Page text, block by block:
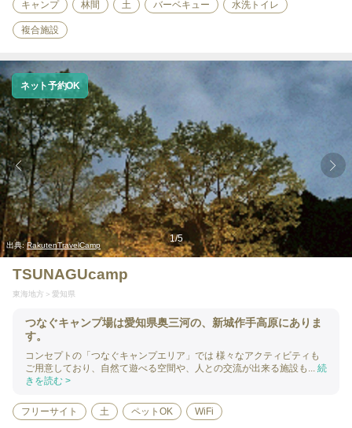
キャンプ 林間 土 バーベキュー 水洗トイレ
複合施設
出典:RakutenTravelCamp
1/5
ネット予約OK
TSUNAGUcamp
東海地方 愛知県
つなぐキャンプ場は愛知県奥三河の、新城作手高原にありま
す。
コンセプトの「つなぐキャンプエリア」では 様々なアクティビティも
ご用意しており、自然て遊べる空間や、人との交流が出来る施設も... 続
きを読む >
フリーサイト 土 ペットOK WiFi